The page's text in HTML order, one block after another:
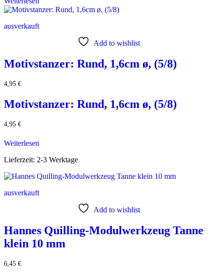
ausverkauft
Add to wishlist
Motivstanzer: Rund, 1,6cm ø, (5/8)
4,95 €
Motivstanzer: Rund, 1,6cm ø, (5/8)
4,95 €
Weiterlesen
Lieferzeit: 2-3 Werktage
ausverkauft
Add to wishlist
Hannes Quilling-Modulwerkzeug Tanne
klein 10 mm
6,45 €